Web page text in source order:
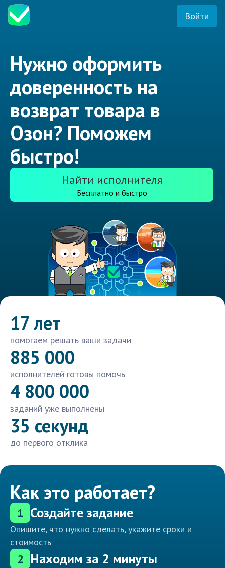
Войти
Нужно оформить
доверенность на
возврат товара в
Озон? Поможем
быстро!
Найти исполнителя
Бесплатно и быстро
17 лет
помогаем решать ваши задачи
885 000
исполнителей готовы помочь
4 800 000
заданий уже выполнены
35 секунд
до первого отклика
Как это работает?
1 Создайте задание
Опишите, что нужно сделать, укажите сроки и
стоимость
2 Находим за 2 минуты